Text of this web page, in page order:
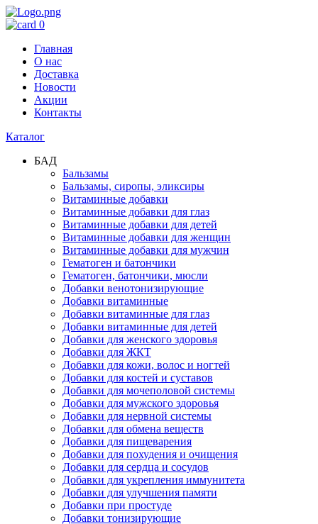
0
Главная
О нас
Доставка
Новости
Акции
Контакты
Каталог
БАД
Бальзамы
Бальзамы, сиропы, эликсиры
Витаминные добавки
Витаминные добавки для глаз
Витаминные добавки для детей
Витаминные добавки для женщин
Витаминные добавки для мужчин
Гематоген и батончики
Гематоген, батончики, мюсли
Добавки венотонизирующие
Добавки витаминные
Добавки витаминные для глаз
Добавки витаминные для детей
Добавки для женского здоровья
Добавки для ЖКТ
Добавки для кожи, волос и ногтей
Добавки для костей и суставов
Добавки для мочеполовой системы
Добавки для мужского здоровья
Добавки для нервной системы
Добавки для обмена веществ
Добавки для пищеварения
Добавки для похудения и очищения
Добавки для сердца и сосудов
Добавки для укрепления иммунитета
Добавки для улучшения памяти
Добавки при простуде
Добавки тонизирующие